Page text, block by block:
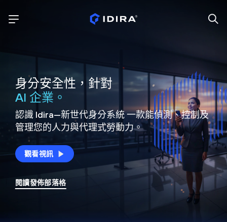
身分安全性，針對
AI 企業。
認識 Idira—新世代身分系統一款能偵測、控制及
管理您的人力與代理式勞動力。
觀看視訊
閱讀發佈部落格